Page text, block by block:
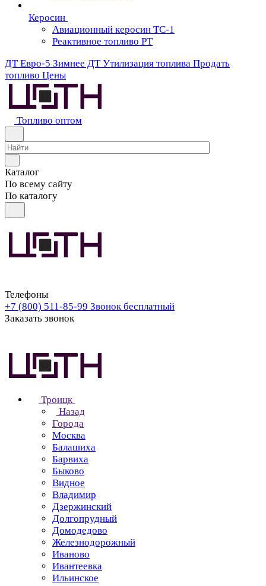
Керосин
Авиационный керосин ТС-1
Реактивное топливо РТ
ДТ Евро-5 Зимнее ДТ Утилизация топлива Продать
топливо Цены
Топливо оптом
Каталог
По всему сайту
По каталогу
Телефоны
+7 (800) 511-85-99 Звонок бесплатный
Заказать звонок
Троицк
Назад
Города
Москва
Балашиха
Барвиха
Быково
Видное
Владимир
Дзержинский
Долгопрудный
Домодедово
Железнодорожный
Иваново
Ивантеевка
Ильинское